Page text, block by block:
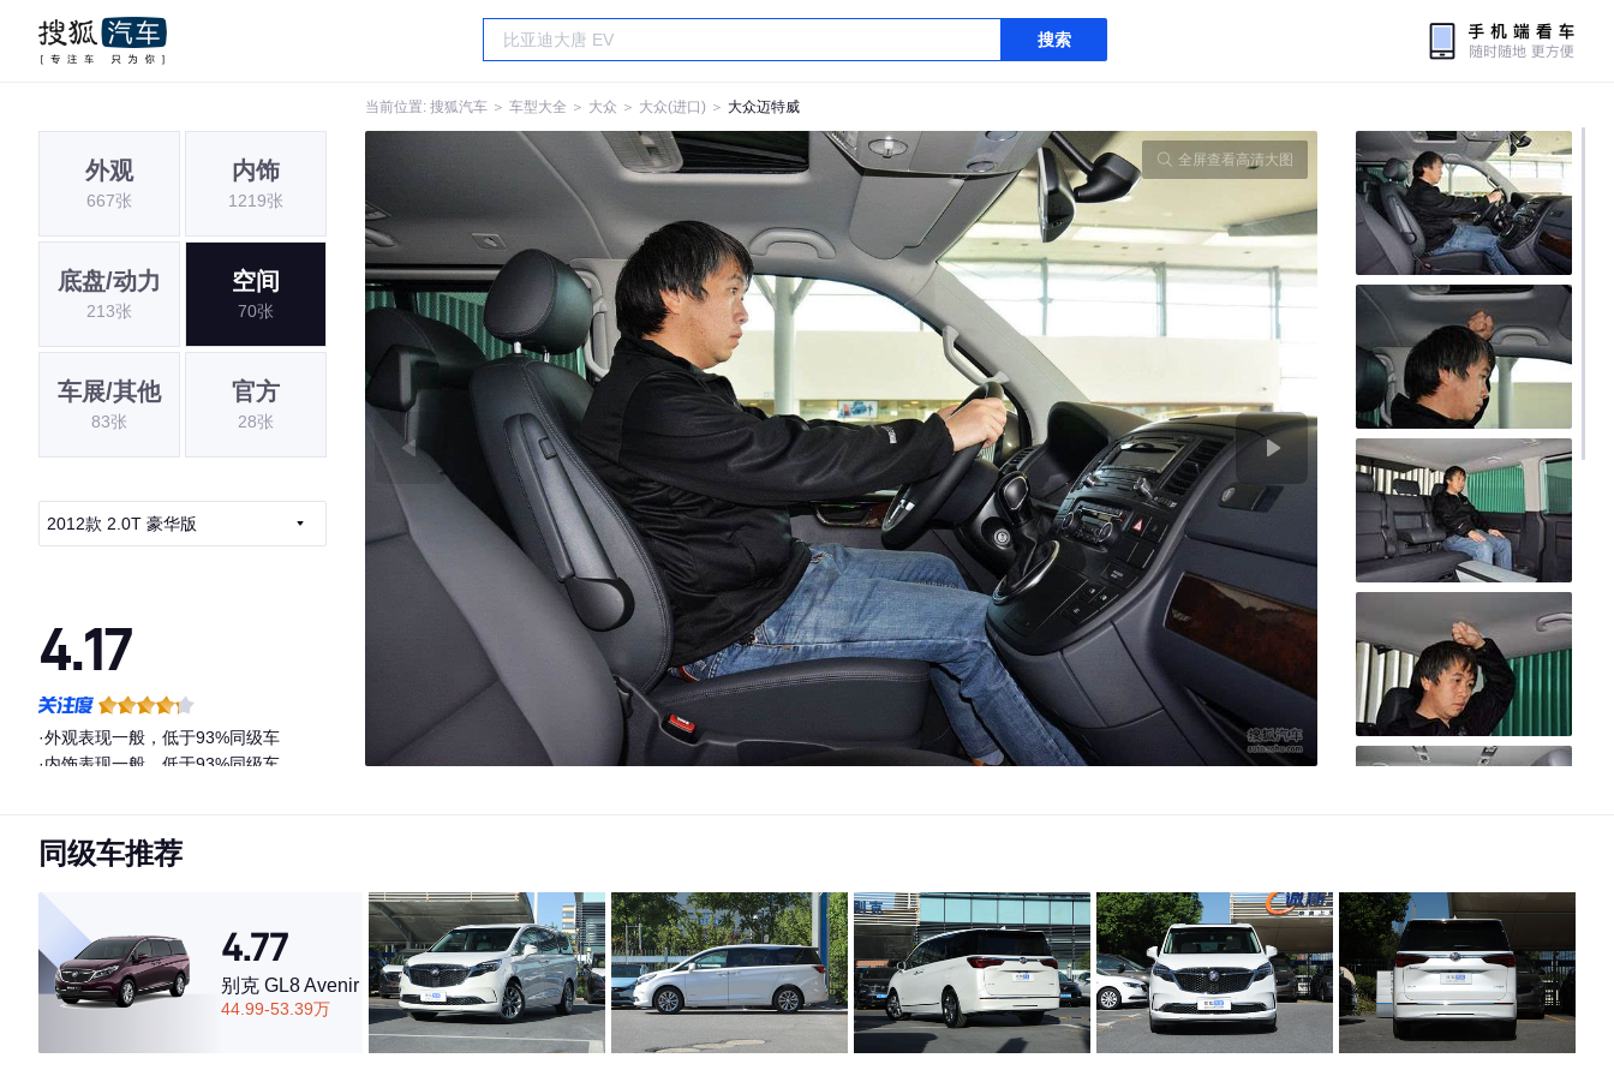
搜索
当前位置: 搜狐汽车 ＞ 车型大全 ＞ 大众 ＞ 大众(进口) ＞ 大众迈特威
外观
667张
内饰
1219张
底盘/动力
213张
空间
70张
车展/其他
83张
官方
28张
2012款 2.0T 豪华版
4.17
·外观表现一般，低于93%同级车
·内饰表现一般，低于93%同级车
全屏查看高清大图
同级车推荐
4.77
别克 GL8 Avenir
44.99-53.39万